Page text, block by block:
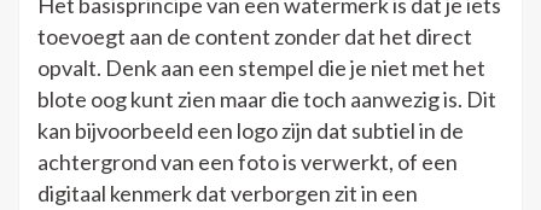
toevoegt aan de content zonder dat het direct
opvalt. Denk aan een stempel die je niet met het
blote oog kunt zien maar die toch aanwezig is. Dit
kan bijvoorbeeld een logo zijn dat subtiel in de
achtergrond van een foto is verwerkt, of een
digitaal kenmerk dat verborgen zit in een